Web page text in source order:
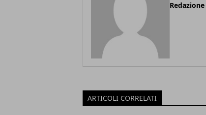
Redazione
ARTICOLI CORRELATI